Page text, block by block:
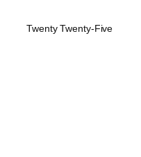
Twenty Twenty-Five